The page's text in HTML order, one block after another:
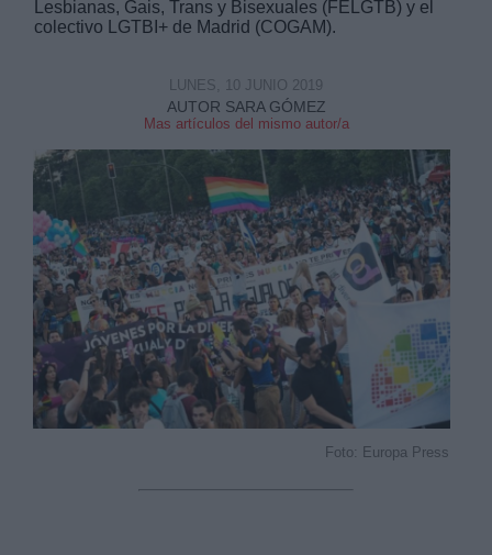
Lesbianas, Gais, Trans y Bisexuales (FELGTB) y el
colectivo LGTBI+ de Madrid (COGAM).
AUTOR SARA GÓMEZ
Mas artículos del mismo autor/a
LUNES, 10 JUNIO 2019
Foto: Europa Press